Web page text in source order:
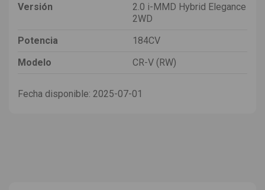
Versión
2.0 i-MMD Hybrid Elegance
2WD
Potencia
184CV
Modelo
CR-V (RW)
Fecha disponible: 2025-07-01